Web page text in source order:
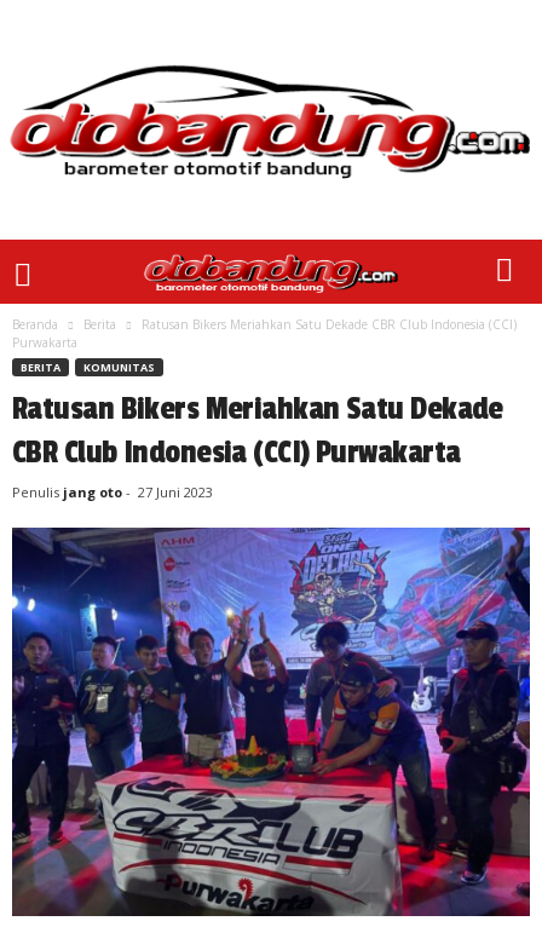
Beranda Berita
Ratusan Bikers Meriahkan Satu Dekade CBR Club Indonesia (CCI)
Purwakarta
BERITA KOMUNITAS
Ratusan Bikers Meriahkan Satu Dekade
CBR Club Indonesia (CCI) Purwakarta
Penulis jang oto - 27 Juni 2023